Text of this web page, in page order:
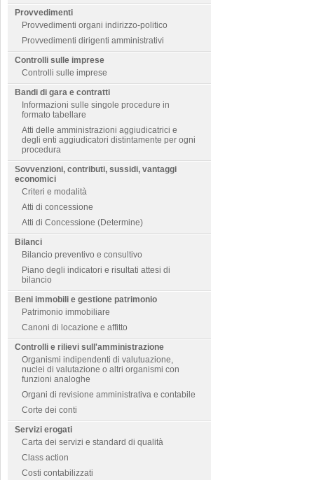
Provvedimenti
Provvedimenti organi indirizzo-politico
Provvedimenti dirigenti amministrativi
Controlli sulle imprese
Controlli sulle imprese
Bandi di gara e contratti
Informazioni sulle singole procedure in
formato tabellare
Atti delle amministrazioni aggiudicatrici e
degli enti aggiudicatori distintamente per ogni
procedura
Sovvenzioni, contributi, sussidi, vantaggi
economici
Criteri e modalità
Atti di concessione
Atti di Concessione (Determine)
Bilanci
Bilancio preventivo e consultivo
Piano degli indicatori e risultati attesi di
bilancio
Beni immobili e gestione patrimonio
Patrimonio immobiliare
Canoni di locazione e affitto
Controlli e rilievi sull'amministrazione
Organismi indipendenti di valutuazione,
nuclei di valutazione o altri organismi con
funzioni analoghe
Organi di revisione amministrativa e contabile
Corte dei conti
Servizi erogati
Carta dei servizi e standard di qualità
Class action
Costi contabilizzati